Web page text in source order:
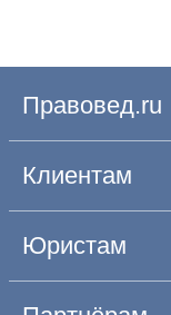
Правовед.ru
Клиентам
Юристам